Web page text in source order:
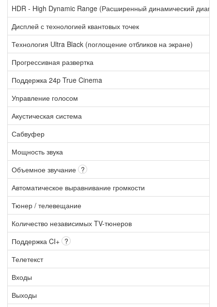
HDR - High Dynamic Range (Расширенный динамический
Дисплей с технологией квантовых точек
Технология Ultra Black (поглощение отбликов на экране)
Прогрессивная развертка
Поддержка 24p True Cinema
Управление голосом
Акустическая система
Сабвуфер
Мощность звука
Объемное звучание ?
Автоматическое выравнивание громкости
Тюнер / телевещание
Количество независимых TV-тюнеров
Поддержка CI+ ?
Телетекст
Входы
Выходы